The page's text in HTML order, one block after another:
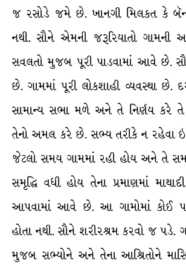
જ રસોડે જમે છે. ખાનગી મિલકત કે
નથી. સૌને એમની જરૂરિયાતો ગામની
સવલતો મુજબ પૂરી પાડવામાં આવે છે. સૌ
છે. ગામમાં પૂરી લોકશાહી વ્યવસ્થા છે.
સામાન્ય સભા મળે અને તે નિર્ણય કરે તે
તેનો અમલ કરે છે. સભ્ય તરીકે ન રહેવા
જેટલો સમય ગામમાં રહી હોય અને તે
સમૃદ્ધિ વધી હોય તેના પ્રમાણમાં
આપવામાં આવે છે. આ ગામોમાં કોઈ
હોતા નથી. સૌને શરીરશ્રમ કરવો જ પડે.
મુજબ સભ્યોને અને તેના આશ્રિતોને